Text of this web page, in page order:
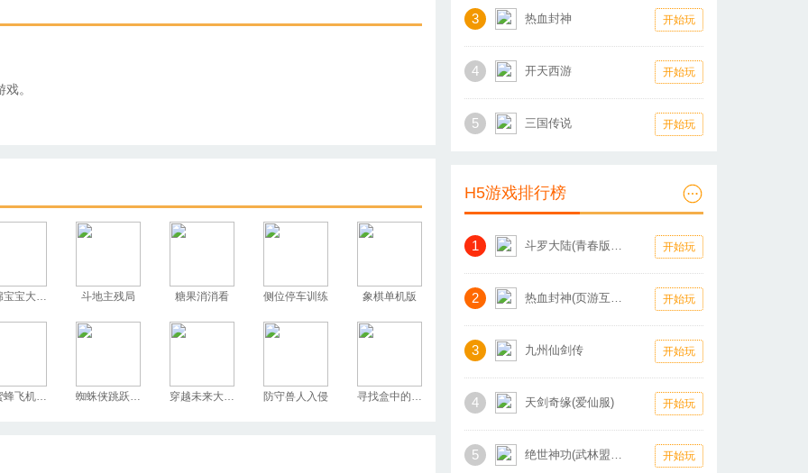
。
海绵宝宝大富翁 斗地主残局 糖果消消看 侧位停车训练 象棋单机版
小蜜蜂飞机大战 蜘蛛侠跳跃测试 穿越未来大冒险 防守兽人入侵 寻找盒中的秘密
3 热血封神 开始玩
4 开天西游 开始玩
5 三国传说 开始玩
H5游戏排行榜
1 斗罗大陆(青春版怀旧服) 开始玩
2 热血封神(页游互通版) 开始玩
3 九州仙剑传 开始玩
4 天剑奇缘(爱仙服) 开始玩
5 绝世神功(武林盟主) 开始玩